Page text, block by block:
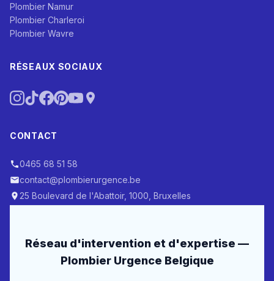
Plombier Namur
Plombier Charleroi
Plombier Wavre
RÉSEAUX SOCIAUX
CONTACT
0465 68 51 58
contact@plombierurgence.be
25 Boulevard de l'Abattoir, 1000, Bruxelles
Réseau d'intervention et d'expertise —
Plombier Urgence Belgique